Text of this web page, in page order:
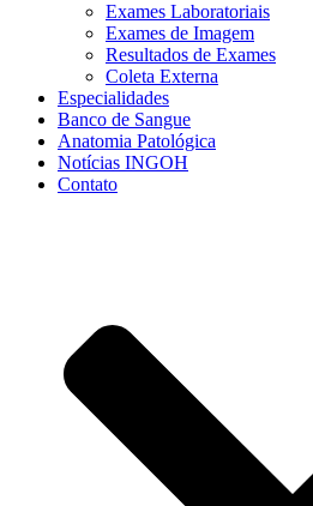
Exames Laboratoriais
Exames de Imagem
Resultados de Exames
Coleta Externa
Especialidades
Banco de Sangue
Anatomia Patológica
Notícias INGOH
Contato